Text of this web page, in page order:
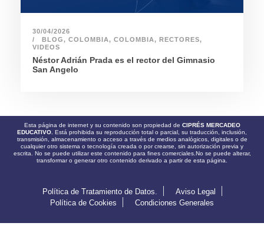
30/04/2026
BLOG, COLOMBIA, COLOMBIA, RECTORES,
VIDEOS
Néstor Adrián Prada es el rector del Gimnasio
San Angelo
Esta página de internet y su contenido son propiedad de CIPRÉS MERCADEO
EDUCATIVO. Está prohibida su reproducción total o parcial, su traducción, inclusión,
transmisión, almacenamiento o acceso a través de medios analógicos, digitales o de
cualquier otro sistema o tecnología creada o por crearse, sin autorización previa y
escrita. No se puede utilizar este contenido para fines comerciales.No se puede alterar,
transformar o generar otro contenido derivado a partir de esta página.
Política de Tratamiento de Datos.
Aviso Legal
Política de Cookies
Condiciones Generales